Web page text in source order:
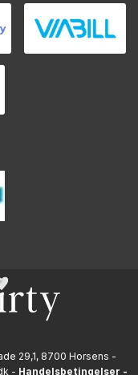
29,1, 8700 Horsens -
- Handelsbetingelser -